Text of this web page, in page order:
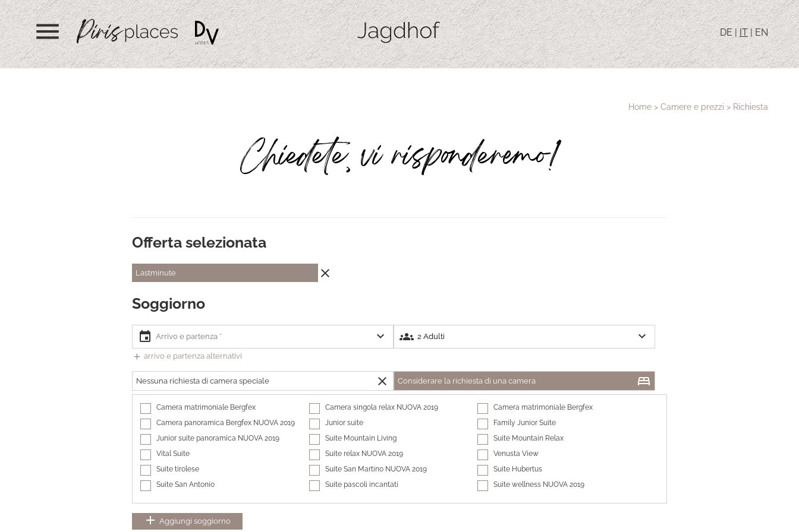
menu DE|IT| EN
Home > Camere e prezzi > Richiesta
Chiedete, vi risponderemo!
Offerta selezionata
Lastminute close
Soggiorno
event expand_more
add arrivo e partenza alternativi
groups expand_more
Nessuna richiesta di camera speciale close Considerare la richiesta di una camera bed
Camera matrimoniale Bergfex Camera singola relax NUOVA 2019
Camera matrimoniale Bergfex
Camera panoramica Bergfex NUOVA 2019
Junior suite
Family Junior Suite
Junior suite panoramica NUOVA 2019
Suite Mountain Living
Suite Mountain Relax
Vital Suite
Suite relax NUOVA 2019
Venusta View
Suite tirolese
Suite San Martino NUOVA 2019
Suite Hubertus
Suite San Antonio
Suite pascoli incantati Suite wellness NUOVA 2019
add Aggiungi soggiorno